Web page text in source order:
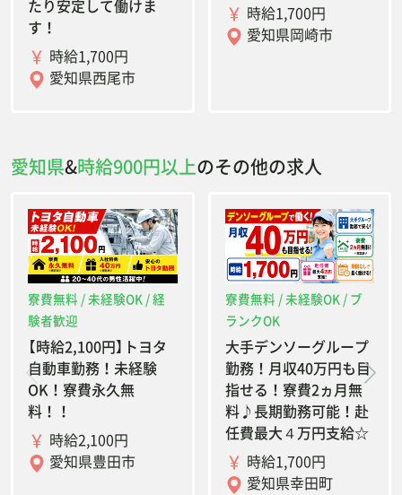
たり安定して働けま
す！
時給1,700円
愛知県西尾市
時給1,700円
愛知県岡崎市
愛知県&時給900円以上のその他の求人
寮費無料 / 未経験OK / 経
験者歓迎
【時給2,100円】トヨタ
自動車勤務！未経験
OK！寮費永久無
料！！
時給2,100円
愛知県豊田市
寮費無料 / 未経験OK / ブ
ランクOK
大手デンソーグループ
勤務！月収40万円も目
指せる！寮費2ヵ月無
料♪長期勤務可能！赴
任費最大４万円支給☆
時給1,700円
愛知県幸田町